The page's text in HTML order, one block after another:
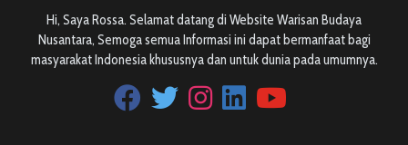
Hi, Saya Rossa. Selamat datang di Website Warisan Budaya
Nusantara, Semoga semua Informasi ini dapat bermanfaat bagi
masyarakat Indonesia khususnya dan untuk dunia pada umumnya.